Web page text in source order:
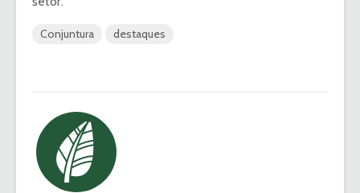
Conjuntura destaques